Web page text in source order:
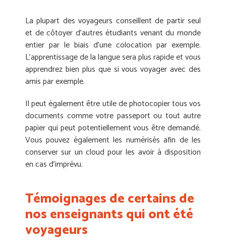
La plupart des voyageurs conseillent de partir seul
et de côtoyer d’autres étudiants venant du monde
entier par le biais d’une colocation par exemple.
L’apprentissage de la langue sera plus rapide et vous
apprendrez bien plus que si vous voyager avec des
amis par exemple.
Il peut également être utile de photocopier tous vos
documents comme votre passeport ou tout autre
papier qui peut potentiellement vous être demandé.
Vous pouvez également les numérisés afin de les
conserver sur un cloud pour les avoir à disposition
en cas d’imprévu.
Témoignages de certains de
nos enseignants qui ont été
voyageurs